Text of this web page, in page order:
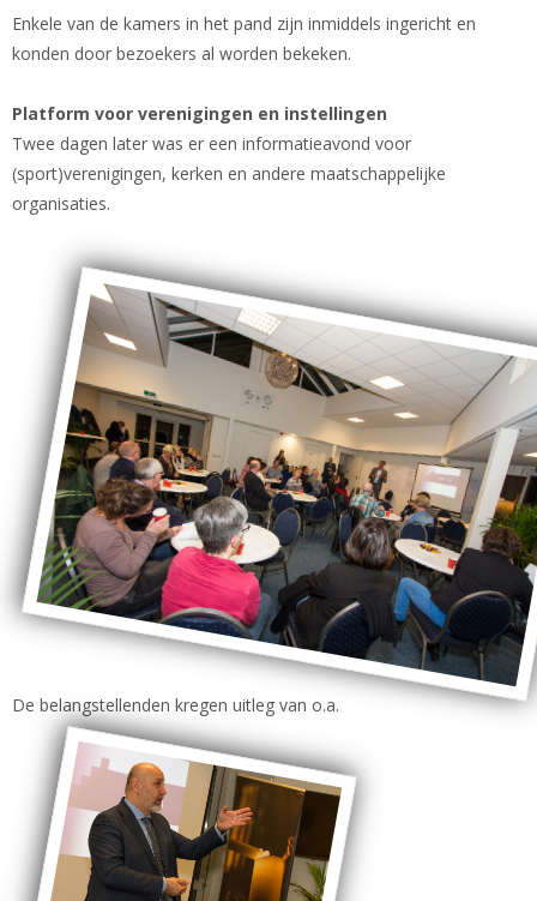
Enkele van de kamers in het pand zijn inmiddels ingericht en
konden door bezoekers al worden bekeken.
Platform voor verenigingen en instellingen
Twee dagen later was er een informatieavond voor
(sport)verenigingen, kerken en andere maatschappelijke
organisaties.
De belangstellenden kregen uitleg van o.a.